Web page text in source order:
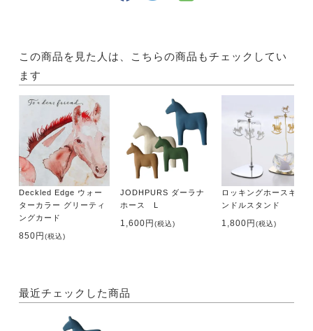
この商品を見た人は、こちらの商品もチェックしてい
ます
Deckled Edge ウォー
ターカラー グリーティ
ングカード
850円(税込)
JODHPURS ダーラナ
ホース L
1,600円(税込)
ロッキングホースキャ
ンドルスタンド
1,800円(税込)
最近チェックした商品